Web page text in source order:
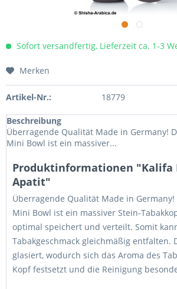
Sofort versandfertig, Lieferzeit ca. 1-3
Merken
Artikel-Nr.: 18779
Beschreibung
Überragende Qualität Made in Germany!
Mini Bowl ist ein massiver...
Produktinformationen "Kalifa
Apatit"
Überragende Qualität Made in
Mini Bowl ist ein massiver Stein-
optimal speichert und verteilt. Somit
Tabakgeschmack gleichmäßig entfalten.
glasiert, wodurch sich das Aroma des
Kopf festsetzt und die Reinigung